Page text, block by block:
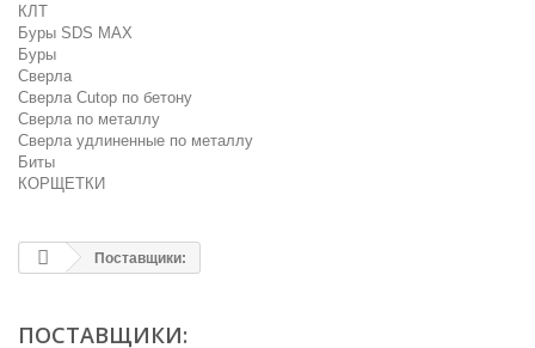
КЛТ
Буры SDS MAX
Буры
Сверла
Сверла Cutop по бетону
Сверла по металлу
Сверла удлиненные по металлу
Биты
КОРЩЕТКИ
Поставщики:
ПОСТАВЩИКИ: